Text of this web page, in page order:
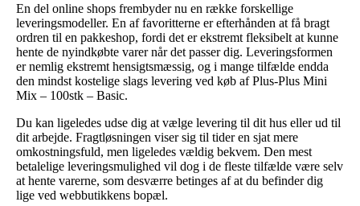
En del online shops frembyder nu en række forskellige
leveringsmodeller. En af favoritterne er efterhånden at få bragt
ordren til en pakkeshop, fordi det er ekstremt fleksibelt at kunne
hente de nyindkøbte varer når det passer dig. Leveringsformen
er nemlig ekstremt hensigtsmæssig, og i mange tilfælde endda
den mindst kostelige slags levering ved køb af Plus-Plus Mini
Mix – 100stk – Basic.
Du kan ligeledes udse dig at vælge levering til dit hus eller ud til
dit arbejde. Fragtløsningen viser sig til tider en sjat mere
omkostningsfuld, men ligeledes vældig bekvem. Den mest
betalelige leveringsmulighed vil dog i de fleste tilfælde være selv
at hente varerne, som desværre betinges af at du befinder dig
lige ved webbutikkens bopæl.